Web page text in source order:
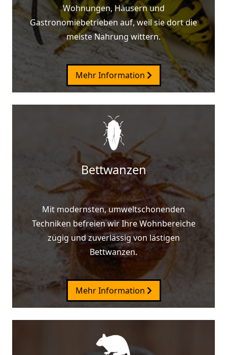
Wohnungen, Häusern und
Gastronomiebetrieben auf, weil sie dort die
meiste Nahrung wittern.
Mehr Information
Bettwanzen
Mit modernsten, umweltschonenden
Techniken befreien wir Ihre Wohnbereiche
zügig und zuverlässig von lästigen
Bettwanzen.
Mehr Information